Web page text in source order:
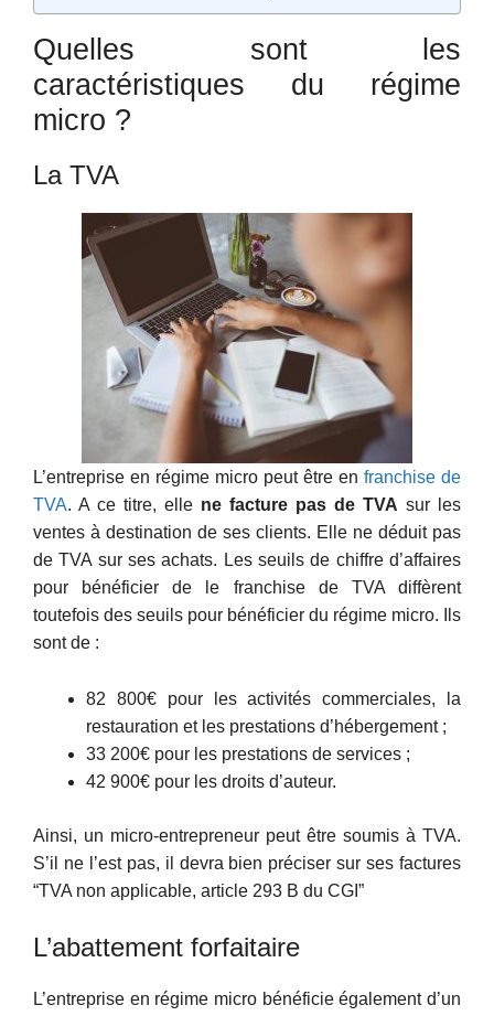
Quelles sont les
caractéristiques du régime
micro ?
La TVA
L’entreprise en régime micro peut être en franchise de
TVA. A ce titre, elle ne facture pas de TVA sur les
ventes à destination de ses clients. Elle ne déduit pas
de TVA sur ses achats. Les seuils de chiffre d’affaires
pour bénéficier de le franchise de TVA diffèrent
toutefois des seuils pour bénéficier du régime micro. Ils
sont de :
82 800€ pour les activités commerciales, la
restauration et les prestations d’hébergement ;
33 200€ pour les prestations de services ;
42 900€ pour les droits d’auteur.
Ainsi, un micro-entrepreneur peut être soumis à TVA.
S’il ne l’est pas, il devra bien préciser sur ses factures
“TVA non applicable, article 293 B du CGI”
L’abattement forfaitaire
L’entreprise en régime micro bénéficie également d’un